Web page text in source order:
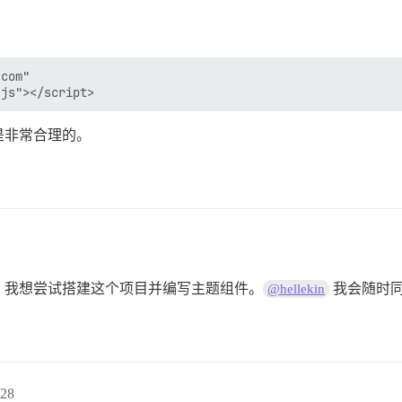
常合理的。
想尝试搭建这个项目并编写主题组件。 @hellekin 我会随时